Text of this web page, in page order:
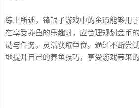
综上所述，锋银子游戏中的金币能够用
在享受养鱼的乐趣时，应合理规划金币
动与任务，灵活获取鱼食。通过不断尝
地提升自己的养鱼技巧，享受游戏带来的